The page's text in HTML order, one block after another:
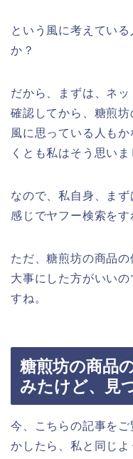
という風に考えてい
か？
だから、まずは、ネ
確認してから、糖煎
風に思っている人も
くとも私はそう思いま
なので、私自身、ま
感じでヤフー検索をす
ただ、糖煎坊の商品
大事にした方がいい
すね。
糖煎坊の商品
みたけど、見
今、こちらの記事を
かしたら、私と同じ